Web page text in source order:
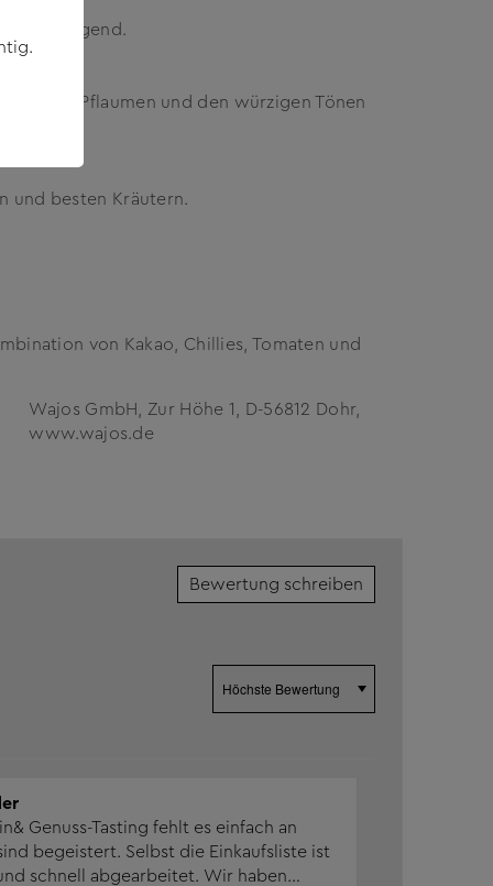
hervorragend.
süßer Pflaumen und den würzigen Tönen
und besten Kräutern.
von Kakao, Chillies, Tomaten und
Wajos GmbH, Zur Höhe 1, D-56812 Dohr,
www.wajos.de
Bewertung schreiben
Genuss-Tasting fehlt es einfach an
begeistert. Selbst die Einkaufsliste ist
abgearbeitet. Wir haben